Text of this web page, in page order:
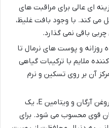
ای عالی برای مراقبت های
می کند. با وجود بافت غلیظ،
باقی نمی گذارد.
روزانه و پوست های نرمال تا
ملایم با ترکیبات گیاهی
آن بر روی تسکین و نرم
با تکیه بر روغن آرگان و ویتامین E، یک
قوی محسوب می شود. برای